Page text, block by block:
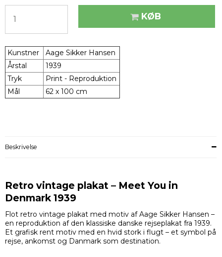
KØB
Kunstner
Aage Sikker Hansen
Årstal
1939
Tryk
Print - Reproduktion
Mål
62 x 100 cm
Beskrivelse
Retro vintage plakat – Meet You in
Denmark 1939
Flot retro vintage plakat med motiv af Aage Sikker Hansen –
en reproduktion af den klassiske danske rejseplakat fra 1939.
Et grafisk rent motiv med en hvid stork i flugt – et symbol på
rejse, ankomst og Danmark som destination.